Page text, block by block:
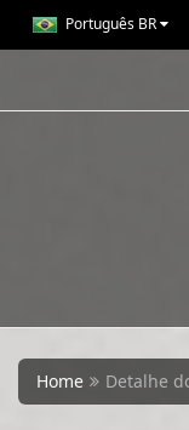
Português BR
Home Detalhe